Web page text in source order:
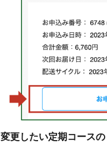
変更したい定期コース